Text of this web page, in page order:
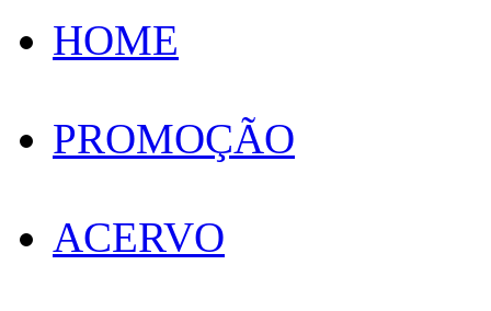
HOME
PROMOÇÃO
ACERVO